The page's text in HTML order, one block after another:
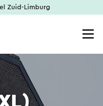
Zuid-Limburg